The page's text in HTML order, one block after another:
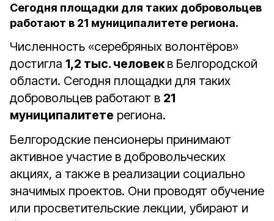
Сегодня площадки для таких добровольцев
работают в 21 муниципалитете региона.
Численность «серебряных волонтёров»
достигла 1,2 тыс. человекв Белгородской
области. Сегодня площадки для таких
добровольцев работают в 21
муниципалитете региона.
Белгородские пенсионеры принимают
активное участие в добровольческих
акциях, а также в реализации социально
значимых проектов. Они проводят обучение
или просветительские лекции, убирают и